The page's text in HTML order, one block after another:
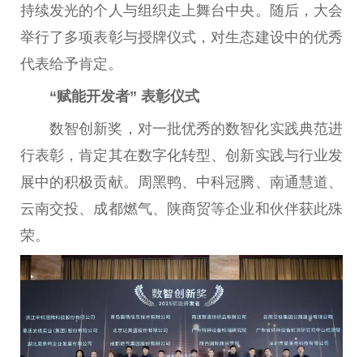
持续发光的个人与组织走上舞台中央。随后，大会
举行了多项表彰与授牌仪式，对生态建设中的优秀
代表给予肯定。
“赋能开发者” 表彰仪式
数智创新奖，对一批优秀的数智化实践典范进
行表彰，肯定其在数字化转型、创新实践与行业发
展中的积极贡献。周黑鸭、中科冠腾、南通慧道、
云南交投、成都燃气、陕商贸等企业和伙伴获此殊
荣。